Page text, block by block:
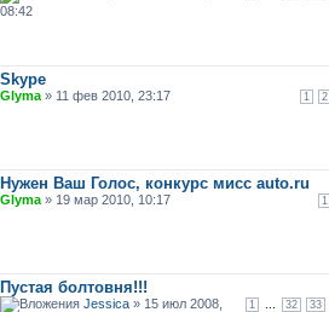
08:42
Skype
1 2
Glyma » 11 фев 2010, 23:17
Нужен Ваш Голос, конкурс мисс auto.ru
1
Glyma » 19 мар 2010, 10:17
Пустая болтовня!!!
1 32 33
Jessica » 15 июл 2008,